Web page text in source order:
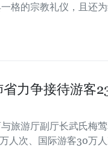
格的宗教礼仪，且还
力争接待游客
旅游厅副厅长武氏梅
人次、国际游客30万人